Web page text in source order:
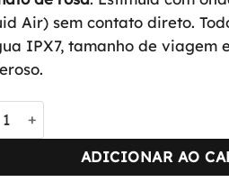
era:
R$465,90.
é:
Air) sem contato direto.
IPX7, tamanho de viagem
ADICIONAR AO